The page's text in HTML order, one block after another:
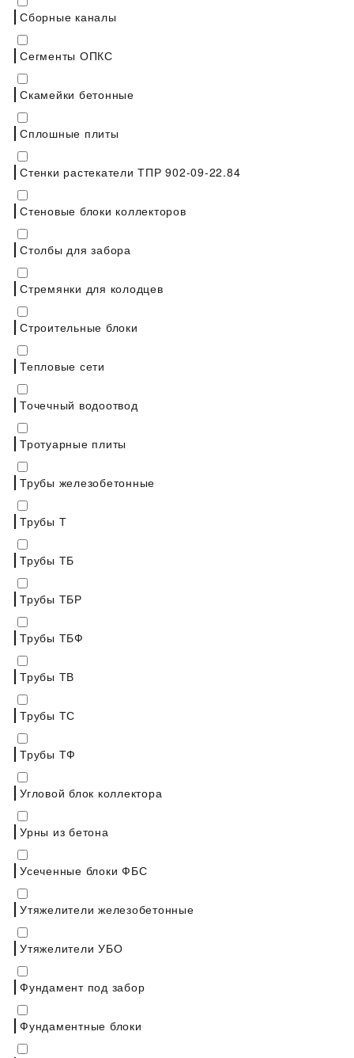
Сборные каналы
Сегменты ОПКС
Скамейки бетонные
Сплошные плиты
Стенки растекатели ТПР 902-09-22.84
Стеновые блоки коллекторов
Столбы для забора
Стремянки для колодцев
Строительные блоки
Тепловые сети
Точечный водоотвод
Тротуарные плиты
Трубы железобетонные
Трубы Т
Трубы ТБ
Трубы ТБР
Трубы ТБФ
Трубы ТВ
Трубы ТС
Трубы ТФ
Угловой блок коллектора
Урны из бетона
Усеченные блоки ФБС
Утяжелители железобетонные
Утяжелители УБО
Фундамент под забор
Фундаментные блоки